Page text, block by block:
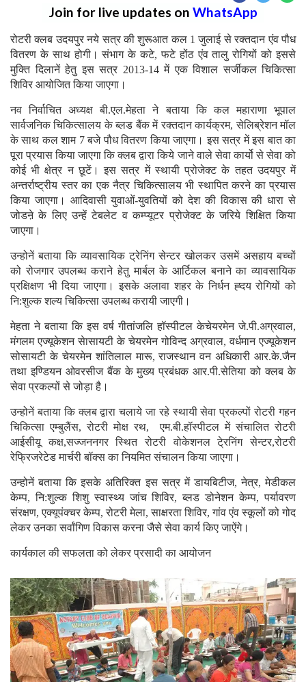
Join for live updates on WhatsApp
रोटरी क्लब उदयपुर नये सत्र की शुरूआत कल 1 जुलाई से रक्तदान एंव पौध
वितरण के साथ होगी। संभाग के कटे, फटे होंठ एंव तालु रोगियों को इससे
मुक्ति दिलानें हेतु इस सत्र 2013-14 में एक विशाल सर्जीकल चिकित्सा
शिविर आयोजित किया जाएगा।
नव निर्वाचित अध्यक्ष बी.एल.मेहता ने बताया कि कल महाराणा भूपाल
सार्वजनिक चिकित्सालय के ब्लड बैंक में रक्तदान कार्यक्रम, सेलिब्रेशन मॉल
के साथ कल शाम 7 बजे पौध वितरण किया जाएगा। इस सत्र में इस बात का
पूरा प्रयास किया जाएगा कि क्लब द्वारा किये जाने वाले सेवा कार्यो से सेवा को
कोई भी क्षेत्र न छूटें। इस सत्र में स्थायी प्रोजेक्ट के तहत उदयपुर में
अन्तर्राष्ट्रीय स्तर का एक नैत्र चिकित्सालय भी स्थापित करने का प्रयास
किया जाएगा। आदिवासी युवाओं-युवतियों को देश की विकास की धारा से
जोडऩे के लिए उन्हें टेबलेट व कम्प्यूटर प्रोजेक्ट के जरिये शिक्षित किया
जाएगा।
उन्होनें बताया कि व्यावसायिक ट्रेनिंग सेन्टर खोलकर उसमें असहाय बच्चों
को रोजगार उपलब्ध कराने हेतु मार्बल के आर्टिकल बनाने का व्यावसायिक
प्रक्षिक्षण भी दिया जाएगा। इसके अलावा शहर के निर्धन ह्दय रोगियों को
नि:शुल्क शल्य चिकित्सा उपलब्ध करायी जाएगी।
मेहता ने बताया कि इस वर्ष गीतांजलि हॉस्पीटल केचेयरमेन जे.पी.अग्रवाल,
मंगलम एज्यूकेशन सेासायटी के चेयरमेन गोविन्द अग्रवाल, वर्धमान एज्यूकेशन
सोसायटी के चेयरमेन शांतिलाल मारू, राजस्थान वन अधिकारी आर.के.जैन
तथा इण्डियन ओवरसीज बैंक के मुख्य प्रबंधक आर.पी.सेतिया को क्लब के
सेवा प्रकल्पों से जोड़ा है।
उन्होनें बताया कि क्लब द्वारा चलाये जा रहे स्थायी सेवा प्रकल्पों रोटरी गहन
चिकित्सा एम्बुलैंस, रोटरी मोक्ष रथ, एम.बी.हॉस्पीटल में संचालित रोटरी
आईसीयू कक्ष,सज्जननगर स्थित रोटरी वोकेशनल टे्रनिंग सेन्टर,रोटरी
रेफ्रिजरेटेड मार्चरी बॉक्स का नियमित संचालन किया जाएगा।
उन्होनें बताया कि इसके अतिरिक्त इस सत्र में डायबिटीज, नेत्र, मेडीकल
केम्प, नि:शुल्क शिशु स्वास्थ्य जांच शिविर, ब्लड डोनेशन केम्प, पर्यावरण
संरक्षण, एक्यूपंक्चर केम्प, रोटरी मेला, साक्षरता शिविर, गांव एंव स्कूलों को गोद
लेकर उनका सर्वांगिण विकास करना जैसे सेवा कार्य किए जाऐंगे।
कार्यकाल की सफलता को लेकर प्रसादी का आयोजन